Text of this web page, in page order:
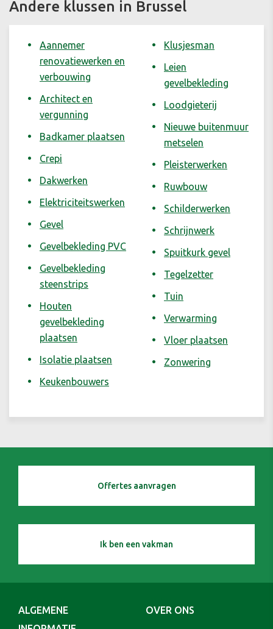
Andere klussen in Brussel
Aannemer
renovatiewerken en
verbouwing
Architect en
vergunning
Badkamer plaatsen
Crepi
Dakwerken
Elektriciteitswerken
Gevel
Gevelbekleding PVC
Gevelbekleding
steenstrips
Houten
gevelbekleding
plaatsen
Isolatie plaatsen
Keukenbouwers
Klusjesman
Leien
gevelbekleding
Loodgieterij
Nieuwe buitenmuur
metselen
Pleisterwerken
Ruwbouw
Schilderwerken
Schrijnwerk
Spuitkurk gevel
Tegelzetter
Tuin
Verwarming
Vloer plaatsen
Zonwering
Offertes aanvragen
Ik ben een vakman
ALGEMENE
OVER ONS